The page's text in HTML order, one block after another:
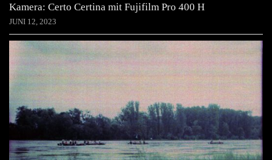
Kamera: Certo Certina mit Fujifilm Pro 400 H
JUNI 12, 2023